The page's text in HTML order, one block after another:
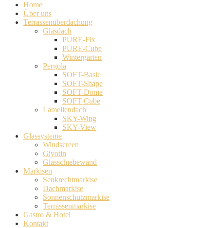
Home
Über uns
Terrassenüberdachung
Glasdach
PURE-Fix
PURE-Cube
Wintergarten
Pergola
SOFT-Basic
SOFT-Shape
SOFT-Dome
SOFT-Cube
Lamellendach
SKY-Wing
SKY-View
Glassysteme
Windscreen
Giyotin
Glasschiebewand
Markisen
Senkrechtmarkise
Dachmarkise
Sonnenschutzmarkise
Terrassenmarkise
Gastro & Hotel
Kontakt